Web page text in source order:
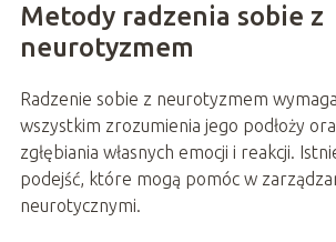
Metody radzenia sobie z
neurotyzmem
Radzenie sobie z neurotyzmem
wszystkim zrozumienia jego podłoży
zgłębiania własnych emocji i reakcji.
podejść, które mogą pomóc w
neurotycznymi.